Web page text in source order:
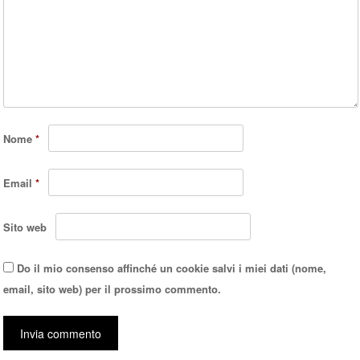
Nome*
Email*
Sito web
Do il mio consenso affinché un cookie salvi i miei dati (nome,
email, sito web) per il prossimo commento.